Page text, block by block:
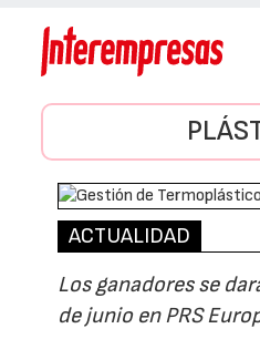
ACTUALIDAD
Los ganadores se
de junio en PRS